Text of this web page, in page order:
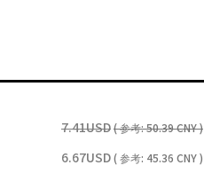
7.41USD ( 参考: 50.39 CNY )
6.67USD ( 参考: 45.36 CNY )